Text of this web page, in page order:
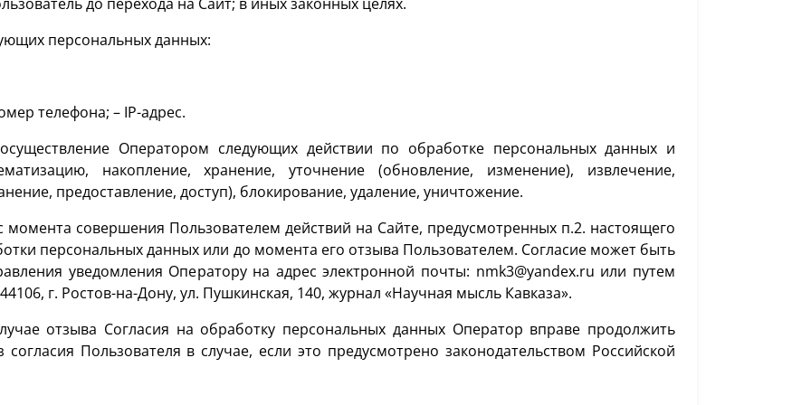
персональных данных:
телефона; – IP-адрес.
Оператором следующих действии по обработке персональных данных и
накопление, хранение, уточнение (обновление, изменение), извлечение,
предоставление, доступ), блокирование, удаление, уничтожение.
момента совершения Пользователем действий на Сайте, предусмотренных п.2. настоящего
персональных данных или до момента его отзыва Пользователем. Согласие может быть
уведомления Оператору на адрес электронной почты: nmk3@yandex.ru или путем
г. Ростов-на-Дону, ул. Пушкинская, 140, журнал «Научная мысль Кавказа».
отзыва Согласия на обработку персональных данных Оператор вправе продолжить
Пользователя в случае, если это предусмотрено законодательством Российской